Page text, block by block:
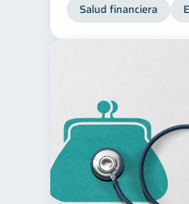
Salud financiera